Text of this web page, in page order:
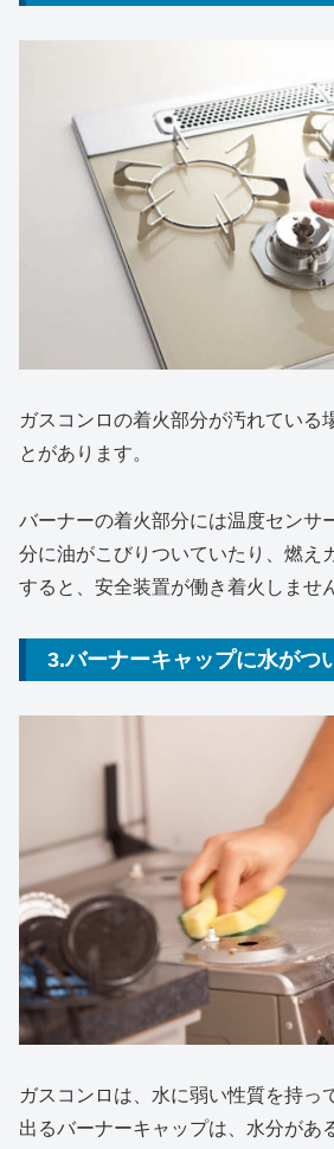
ガスコンロの着火部分が汚れている
とがあります。
バーナーの着火部分には温度センサ
分に油がこびりついていたり、燃え
すると、安全装置が働き着火しませ
3.バーナーキャップに水がつ
ガスコンロは、水に弱い性質を持っ
出るバーナーキャップは、水分があ